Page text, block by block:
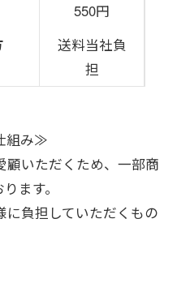
550円
送料当社負
担
組み≫
顧いただくため、一部商
ます。
負担していただくもの